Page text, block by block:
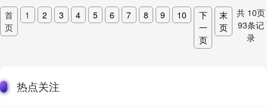
首
页
1 2 3 4 5 6 7 8 9 10
下
一
页
末
页
共 10页
93条记
录
热点关注